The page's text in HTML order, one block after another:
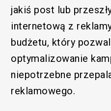
jakiś post lub
internetową z
budżetu, który
optymalizowanie
niepotrzebne
reklamowego.